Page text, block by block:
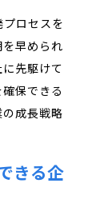
ロセスを
早められ
先駆けて
保できる
成長戦略
きる企